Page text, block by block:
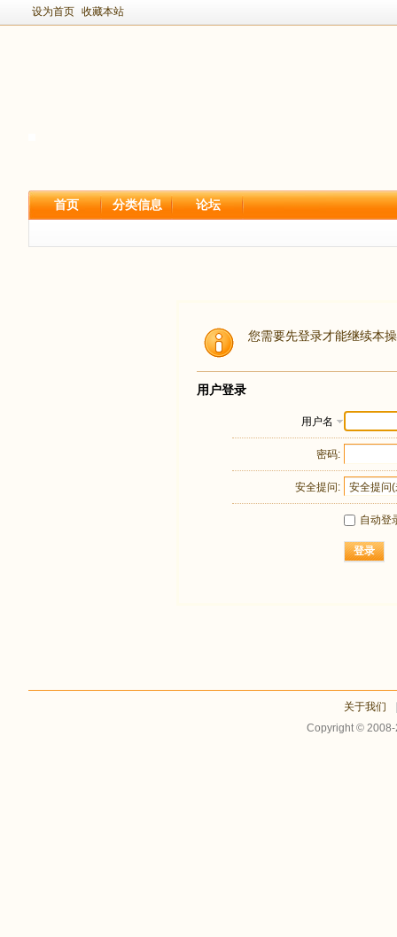
设为首页 收藏本站
首页 分类信息 论坛
您需要先登录才能继续本
用户登录
用户名
密码:
安全提问:
自动登
登录
关于我们
Copyright ©